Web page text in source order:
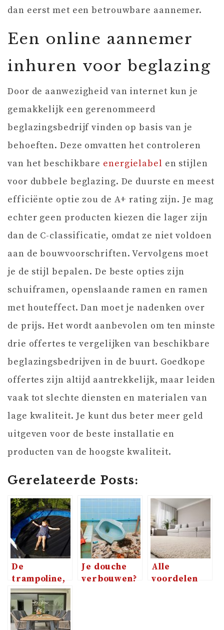
dan eerst met een betrouwbare aannemer.
Een online aannemer
inhuren voor beglazing
Door de aanwezigheid van internet kun je
gemakkelijk een gerenommeerd
beglazingsbedrijf vinden op basis van je
behoeften. Deze omvatten het controleren
van het beschikbare energielabel en stijlen
voor dubbele beglazing. De duurste en meest
efficiënte optie zou de A+ rating zijn. Je mag
echter geen producten kiezen die lager zijn
dan de C-classificatie, omdat ze niet voldoen
aan de bouwvoorschriften. Vervolgens moet
je de stijl bepalen. De beste opties zijn
schuiframen, openslaande ramen en ramen
met houteffect. Dan moet je nadenken over
de prijs. Het wordt aanbevolen om ten minste
drie offertes te vergelijken van beschikbare
beglazingsbedrijven in de buurt. Goedkope
offertes zijn altijd aantrekkelijk, maar leiden
vaak tot slechte diensten en materialen van
lage kwaliteit. Je kunt dus beter meer geld
uitgeven voor de beste installatie en
producten van de hoogste kwaliteit.
Gerelateerde Posts:
De
trampoline,
oftewel de
beste
aanschaf
voor de
Je douche
verbouwen?
Alle
voordelen